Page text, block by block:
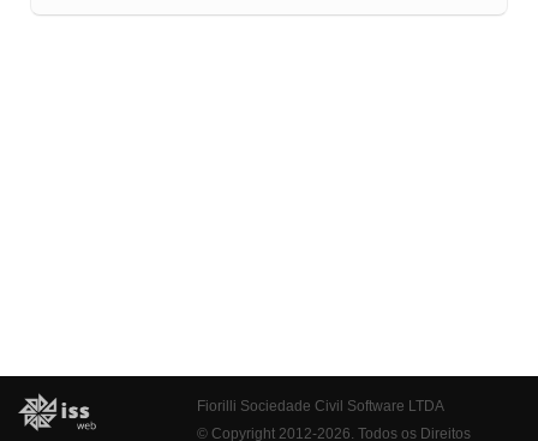
Fiorilli Sociedade Civil Software LTDA
© Copyright 2012-2026. Todos os Direitos